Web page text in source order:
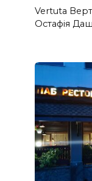
Vertuta
Остафія